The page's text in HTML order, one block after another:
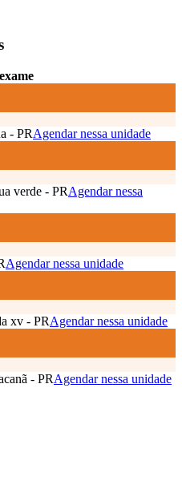
- PRAgendar nessa unidade
verde - PRAgendar nessa
Agendar nessa unidade
xv - PRAgendar nessa unidade
- PRAgendar nessa unidade